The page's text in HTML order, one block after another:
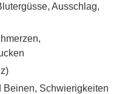
Ausschlag,
Beinen, Schwierigkeiten